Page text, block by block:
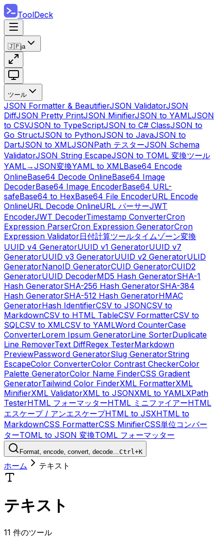
ToolDeck
🇯🇵ja
ツール
JSON Formatter & BeautifierJSON ValidatorJSON
DiffJSON Pretty PrintJSON MinifierJSON to YAMLJSON
to CSVJSON to TypeScriptJSON to C# ClassJSON to
Go StructJSON to PythonJSON to JavaJSON to
DartJSON to XMLJSONPath テスターJSON Schema
ValidatorJSON String EscapeJSON to TOML 変換ツール
YAML→JSON変換YAML to XMLBase64 Encode
OnlineBase64 Decode OnlineBase64 Image
DecoderBase64 Image EncoderBase64 URL-
safeBase64 to HexBase64 File EncoderURL Encode
OnlineURL Decode OnlineURL パーサーJWT
EncoderJWT DecoderTimestamp ConverterCron
Expression ParserCron Expression GeneratorCron
Expression Validator日付計算ツールタイムゾーン変換
UUID v4 GeneratorUUID v1 GeneratorUUID v7
GeneratorUUID v3 GeneratorUUID v2 GeneratorULID
GeneratorNanoID GeneratorCUID GeneratorCUID2
GeneratorUUID DecoderMD5 Hash GeneratorSHA-1
Hash GeneratorSHA-256 Hash GeneratorSHA-384
Hash GeneratorSHA-512 Hash GeneratorHMAC
GeneratorHash IdentifierCSV to JSONCSV to
MarkdownCSV to HTML TableCSV FormatterCSV to
SQLCSV to XMLCSV to YAMLWord CounterCase
ConverterLorem Ipsum GeneratorLine SorterDuplicate
Line RemoverText DiffRegex TesterMarkdown
PreviewPassword GeneratorSlug GeneratorString
EscapeColor ConverterColor Contrast CheckerColor
Palette GeneratorColor Name FinderCSS Gradient
GeneratorTailwind Color FinderXML FormatterXML
MinifierXML ValidatorXML to JSONXML to YAMLXPath
TesterHTML フォーマッターHTML ミニファイアーHTML
エスケープ / アンエスケープHTML to JSXHTML to
MarkdownCSS FormatterCSS MinifierCSS単位コンバー
ターTOML to JSON 変換TOML フォーマッター
Format, encode, convert, decode…Ctrl+K
ホーム テキスト
テキスト
11 件のツール